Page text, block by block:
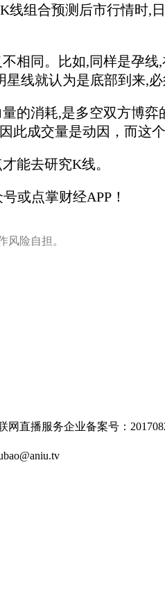
组合预测后市行情时,
同。比如,同样是孕线,
线就认为是底部到来,必
消耗,是多空双方博弈
此成交量是动因，而这个
能去研究K线。
或点掌财经APP！
风险自担。
网直播服务企业备案号：